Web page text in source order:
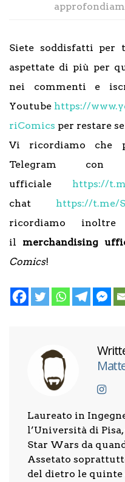
Siete soddisfatti per
aspettate di più per
nei commenti e
Youtube https://
riComics per restare
Vi ricordiamo che
Telegram
ufficiale https://
chat https://t.me/
ricordiamo
il merchandising
Comics!
Laureato in
l’Università di
Star Wars da
Assetato
del dietro le quinte